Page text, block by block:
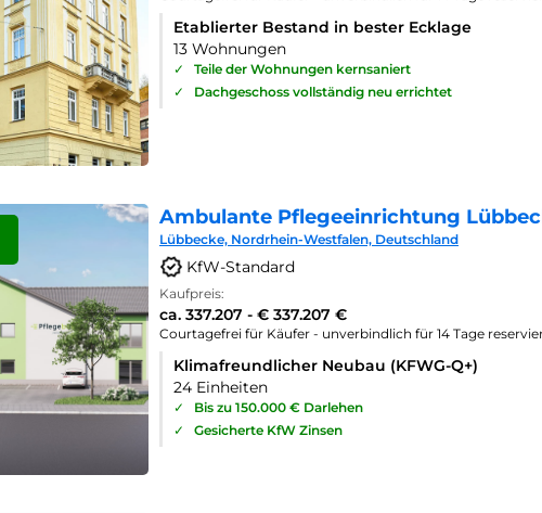
Etablierter Bestand in bester Ecklage
13 Wohnungen
✓
Teile der Wohnungen kernsaniert
✓
Dachgeschoss vollständig neu errichtet
Ambulante Pflegeeinrichtung
Lübbecke, Nordrhein-Westfalen, Deutschland
KfW-Standard
Kaufpreis:
ca. 337.207 - € 337.207 €
Courtagefrei für Käufer - unverbindlich für 14 Tage
Klimafreundlicher Neubau (KFWG-Q+)
24 Einheiten
✓
Bis zu 150.000 € Darlehen
✓
Gesicherte KfW Zinsen